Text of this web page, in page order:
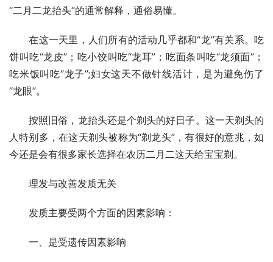
“二月二龙抬头”的通常解释，通俗易懂。
在这一天里，人们所有的活动几乎都和“龙”有关系。吃
饼叫吃“龙皮”；吃小饺叫吃“龙耳”；吃面条叫吃“龙须面”；
吃米饭叫吃”龙子”;妇女这天不做针线活计，是为避免伤了
“龙眼”。
按照旧俗，龙抬头还是个剃头的好日子。这一天剃头的
人特别多，在这天剃头被称为“剃龙头”，有很好的意兆，如
今还是会有很多家长选择在农历二月二这天给宝宝剃。
理发与改善发质无关
发质主要受两个方面的因素影响：
一、是受遗传因素影响